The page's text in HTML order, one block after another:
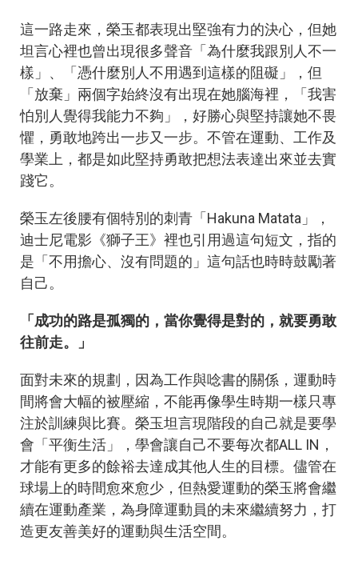
這一路走來，榮玉都表現出堅強有力的決心，但她
坦言心裡也曾出現很多聲音「為什麼我跟別人不一
樣」、「憑什麼別人不用遇到這樣的阻礙」，但
「放棄」兩個字始終沒有出現在她腦海裡，「我害
怕別人覺得我能力不夠」，好勝心與堅持讓她不畏
懼，勇敢地跨出一步又一步。 不管在運動、工作及
學業上，都是如此堅持勇敢把想法表達出來並去實
踐它。
榮玉左後腰有個特別的刺青「Hakuna Matata」，
迪士尼電影《獅子王》裡也引用過這句短文，指的
是「不用擔心、沒有問題的」這句話也時時鼓勵著
自己。
「成功的路是孤獨的，當你覺得是對的，就要勇敢
往前走。」
面對未來的規劃，因為工作與唸書的關係，運動時
間將會大幅的被壓縮，不能再像學生時期一樣只專
注於訓練與比賽。榮玉坦言現階段的自己就是要學
會「平衡生活」，學會讓自己不要每次都ALL IN，
才能有更多的餘裕去達成其他人生的目標。儘管在
球場上的時間愈來愈少，但熱愛運動的榮玉將會繼
續在運動產業，為身障運動員的未來繼續努力，打
造更友善美好的運動與生活空間。